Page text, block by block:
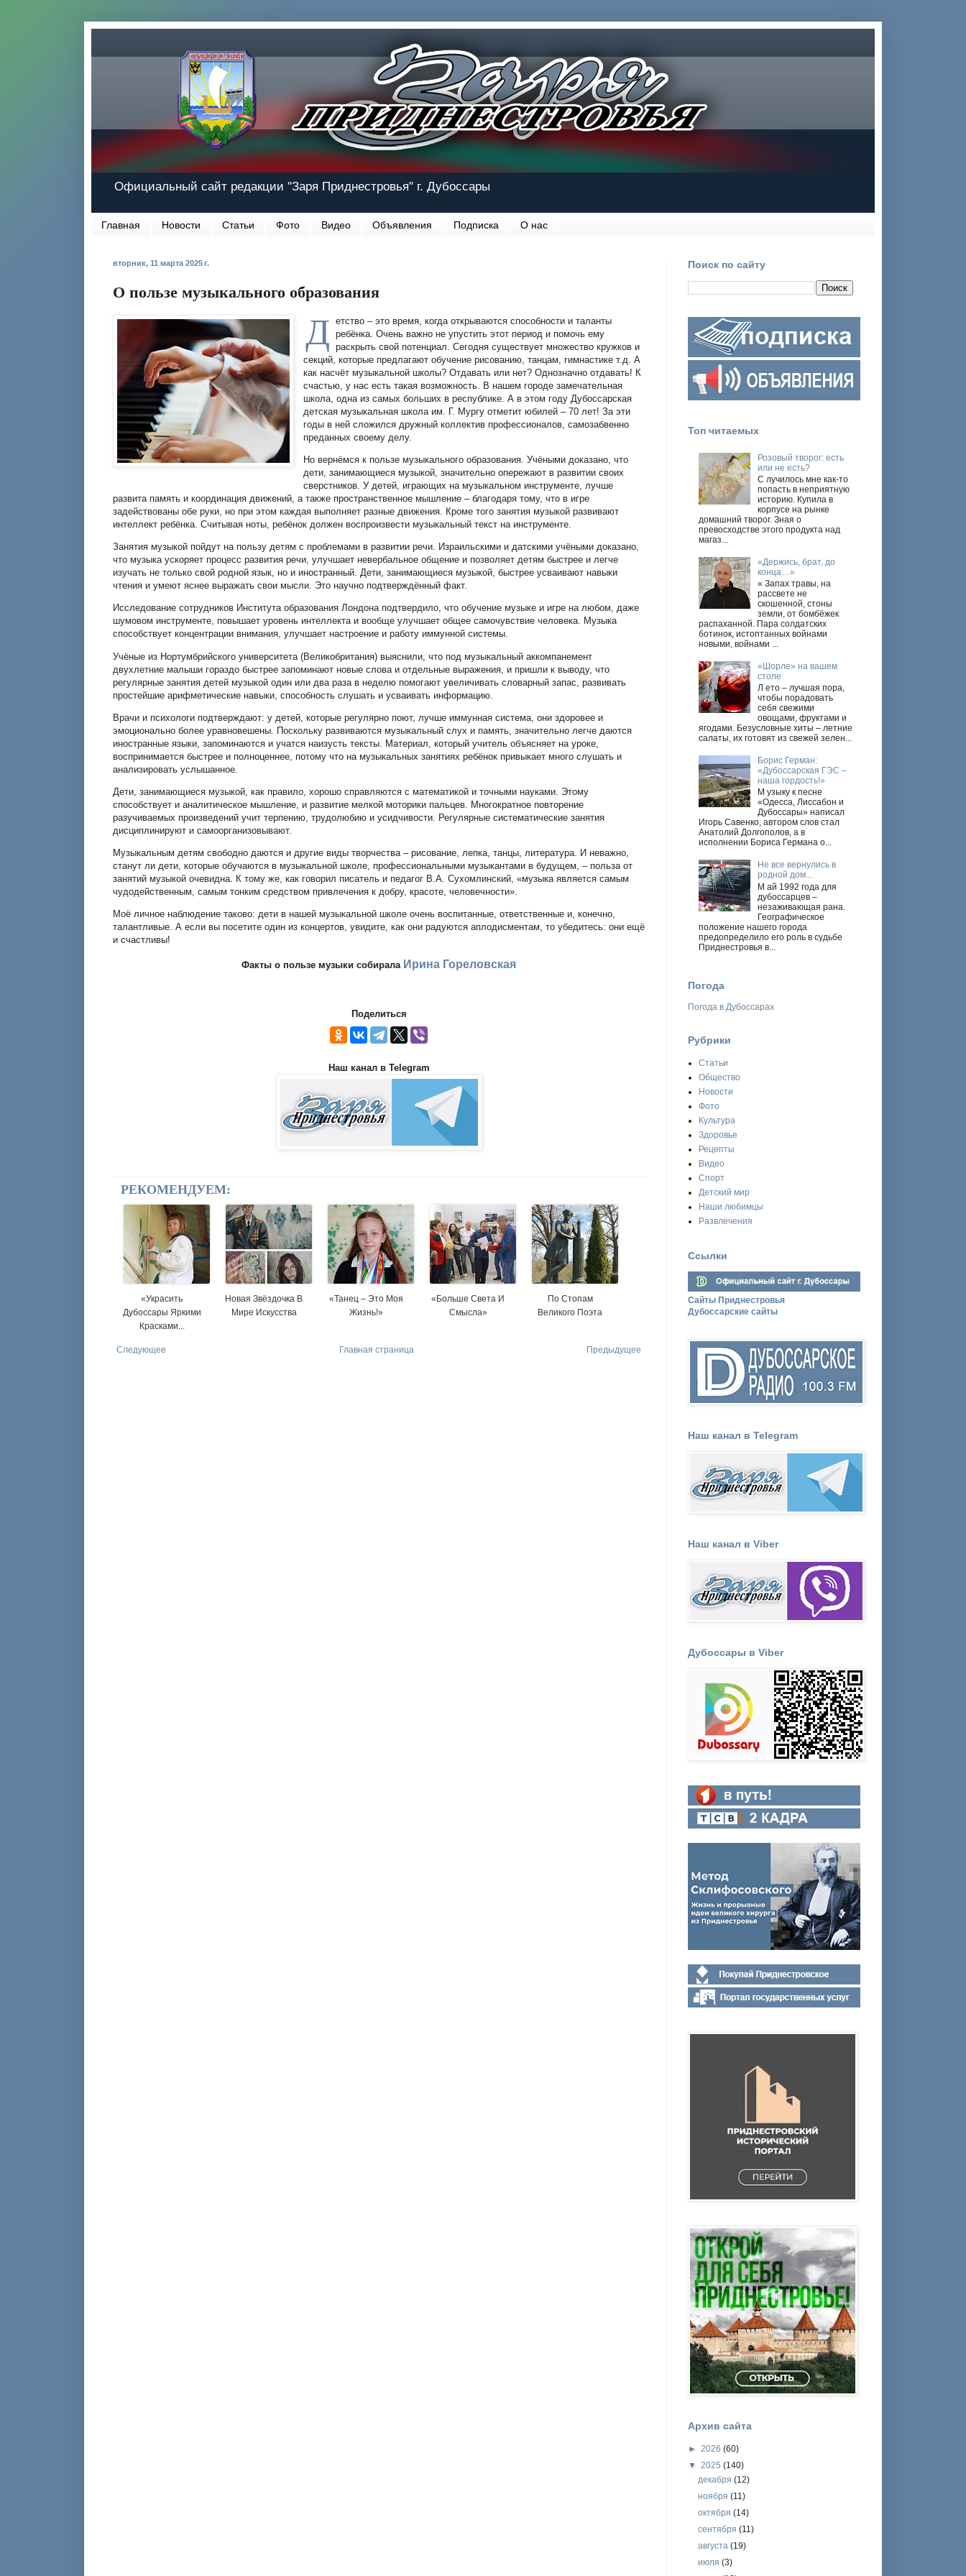
Официальный сайт редакции "Заря Приднестровья" г. Дубоссары
Главная Новости Статьи Фото Видео Объявления Подписка О нас
вторник, 11 марта 2025 г.
О пользе музыкального образования
Д
етство – это время, когда открываются способности и таланты
ребёнка. Очень важно не упустить этот период и помочь ему
раскрыть свой потенциал. Сегодня существует множество кружков и
секций, которые предлагают обучение рисованию, танцам, гимнастике т.д. А
как насчёт музыкальной школы? Отдавать или нет? Однозначно отдавать! К
счастью, у нас есть такая возможность. В нашем городе замечательная
школа, одна из самых больших в республике. А в этом году Дубоссарская
детская музыкальная школа им. Г. Мургу отметит юбилей – 70 лет! За эти
годы в ней сложился дружный коллектив профессионалов, самозабвенно
преданных своему делу.
Но вернёмся к пользе музыкального образования. Учёными доказано, что
дети, занимающиеся музыкой, значительно опережают в развитии своих
сверстников. У детей, играющих на музыкальном инструменте, лучше
развита память и координация движений, а также пространственное мышление – благодаря тому, что в игре
задействованы обе руки, но при этом каждая выполняет разные движения. Кроме того занятия музыкой развивают
интеллект ребёнка. Считывая ноты, ребёнок должен воспроизвести музыкальный текст на инструменте.
Занятия музыкой пойдут на пользу детям с проблемами в развитии речи. Израильскими и датскими учёными доказано,
что музыка ускоряет процесс развития речи, улучшает невербальное общение и позволяет детям быстрее и легче
изучать не только свой родной язык, но и иностранный. Дети, занимающиеся музыкой, быстрее усваивают навыки
чтения и умеют яснее выражать свои мысли. Это научно подтверждённый факт.
Исследование сотрудников Института образования Лондона подтвердило, что обучение музыке и игре на любом, даже
шумовом инструменте, повышает уровень интеллекта и вообще улучшает общее самочувствие человека. Музыка
способствует концентрации внимания, улучшает настроение и работу иммунной системы.
Учёные из Нортумбрийского университета (Великобритания) выяснили, что под музыкальный аккомпанемент
двухлетние малыши гораздо быстрее запоминают новые слова и отдельные выражения, и пришли к выводу, что
регулярные занятия детей музыкой один или два раза в неделю помогают увеличивать словарный запас, развивать
простейшие арифметические навыки, способность слушать и усваивать информацию.
Врачи и психологи подтверждают: у детей, которые регулярно поют, лучше иммунная система, они здоровее и
эмоционально более уравновешены. Поскольку развиваются музыкальный слух и память, значительно легче даются
иностранные языки, запоминаются и учатся наизусть тексты. Материал, который учитель объясняет на уроке,
воспринимается быстрее и полноценнее, потому что на музыкальных занятиях ребёнок привыкает много слушать и
анализировать услышанное.
Дети, занимающиеся музыкой, как правило, хорошо справляются с математикой и точными науками. Этому
способствует и аналитическое мышление, и развитие мелкой моторики пальцев. Многократное повторение
разучиваемых произведений учит терпению, трудолюбию и усидчивости. Регулярные систематические занятия
дисциплинируют и самоорганизовывают.
Музыкальным детям свободно даются и другие виды творчества – рисование, лепка, танцы, литература. И неважно,
станут ли дети, которые обучаются в музыкальной школе, профессиональными музыкантами в будущем, – польза от
занятий музыкой очевидна. К тому же, как говорил писатель и педагог В.А. Сухомлинский, «музыка является самым
чудодейственным, самым тонким средством привлечения к добру, красоте, человечности».
Моё личное наблюдение таково: дети в нашей музыкальной школе очень воспитанные, ответственные и, конечно,
талантливые. А если вы посетите один из концертов, увидите, как они радуются аплодисментам, то убедитесь: они ещё
и счастливы!
Факты о пользе музыки собирала Ирина Гореловская
Поделиться
Наш канал в Telegram
РЕКОМЕНДУЕМ:
«Украсить
Дубоссары Яркими
Красками...
Новая Звёздочка В
Мире Искусства
«Танец – Это Моя
Жизнь!»
«Больше Света И
Смысла»
По Стопам
Великого Поэта
Следующее Предыдущее
Главная страница
Поиск по сайту
Топ читаемых
Розовый творог: есть
или не есть?
С лучилось мне как-то
попасть в неприятную
историю. Купила в
корпусе на рынке
домашний творог. Зная о
превосходстве этого продукта над
магаз...
«Держись, брат, до
конца…»
« Запах травы, на
рассвете не
скошенной, стоны
земли, от бомбёжек
распаханной. Пара солдатских
ботинок, истоптанных войнами
новыми, войнами ...
«Шорле» на вашем
столе
Л ето – лучшая пора,
чтобы порадовать
себя свежими
овощами, фруктами и
ягодами. Безусловные хиты – летние
салаты, их готовят из свежей зелен...
Борис Герман:
«Дубоссарская ГЭС –
наша гордость!»
М узыку к песне
«Одесса, Лиссабон и
Дубоссары» написал
Игорь Савенко, автором слов стал
Анатолий Долгополов, а в
исполнении Бориса Германа о...
Не все вернулись в
родной дом...
М ай 1992 года для
дубоссарцев –
незаживающая рана.
Географическое
положение нашего города
предопределило его роль в судьбе
Приднестровья в...
Погода
Погода в Дубоссарах
Рубрики
Статьи
Общество
Новости
Фото
Культура
Здоровье
Рецепты
Видео
Спорт
Детский мир
Наши любимцы
Развлечения
Ссылки
Сайты Приднестровья
Дубоссарские сайты
Наш канал в Telegram
Наш канал в Viber
Дубоссары в Viber
Архив сайта
► 2026 (60)
▼ 2025 (140)
декабря(12)
ноября(11)
октября(14)
сентября(11)
августа(19)
июля(3)